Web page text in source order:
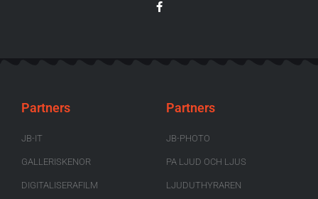
Partners
JB-IT
GALLERISKENOR
DIGITALISERAFILM
Partners
JB-PHOTO
PA LJUD OCH LJUS
LJUDUTHYRAREN